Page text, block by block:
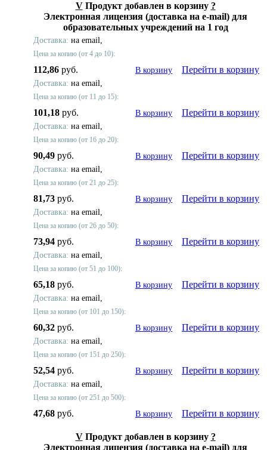
V Продукт добавлен в корзину ?
Электронная лицензия (доставка на e-mail) для
образовательных учреждений на 1 год
Доставка: на email,
Цена за копию (от 4 до 10):
112,86 руб. В корзину Перейти в корзину
Доставка: на email,
Цена за копию (от 11 до 15):
101,18 руб. В корзину Перейти в корзину
Доставка: на email,
Цена за копию (от 16 до 20):
90,49 руб. В корзину Перейти в корзину
Доставка: на email,
Цена за копию (от 21 до 25):
81,73 руб. В корзину Перейти в корзину
Доставка: на email,
Цена за копию (от 26 до 50):
73,94 руб. В корзину Перейти в корзину
Доставка: на email,
Цена за копию (от 51 до 100):
65,18 руб. В корзину Перейти в корзину
Доставка: на email,
Цена за копию (от 101 до 150):
60,32 руб. В корзину Перейти в корзину
Доставка: на email,
Цена за копию (от 151 до 250):
52,54 руб. В корзину Перейти в корзину
Доставка: на email,
Цена за копию (от 251 до 500):
47,68 руб. В корзину Перейти в корзину
V Продукт добавлен в корзину ?
Электронная лицензия (доставка на e-mail) для